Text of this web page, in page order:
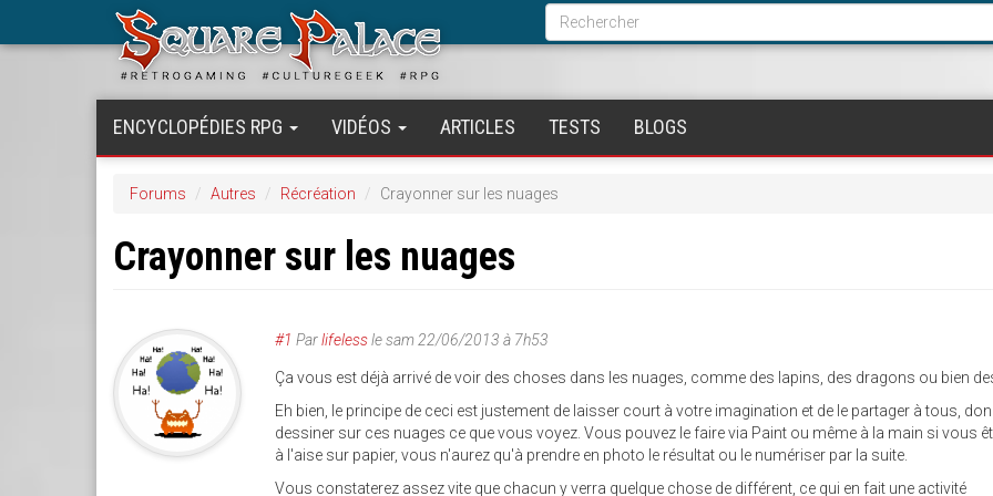
Formulaire
de
recherche
Rechercher
ENCYCLOPÉDIES RPG VIDÉOS ARTICLES TESTS BLOGS
Forums Autres Récréation Crayonner sur les nuages
Crayonner sur les nuages
#1 Parlifelesslesam 22/06/2013 à 7h53
Ça vous est déjà arrivé de voir des choses dans les nuages, comme des lapins, des dragons ou bien
Eh bien, le principe de ceci est justement de laisser court à votre imagination et de le partager à tous,
dessiner sur ces nuages ce que vous voyez. Vous pouvez le faire via Paint ou même à la main si vous
à l'aise sur papier, vous n'aurez qu'à prendre en photo le résultat ou le numériser par la suite.
Vous constaterez assez vite que chacun y verra quelque chose de différent, ce qui en fait une activité